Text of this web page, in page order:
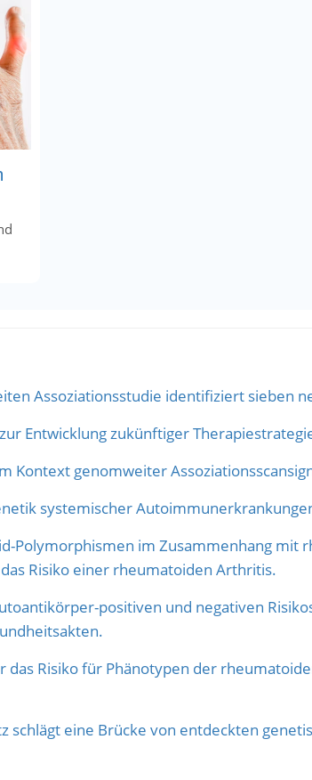
Assoziationsstudie identifiziert sieben
Entwicklung zukünftiger
Kontext genomweiter
systemischer
Polymorphismen im Zusammenhang
Risiko einer rheumatoiden Arthritis.
positiven und negativen
das Risiko für Phänotypen der
schlägt eine Brücke von entdeckten